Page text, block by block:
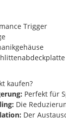
Trigger
kaufen?
Perfekt für
Die
Der